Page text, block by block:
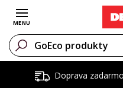
Doprava
Otvoriť menu
MENU